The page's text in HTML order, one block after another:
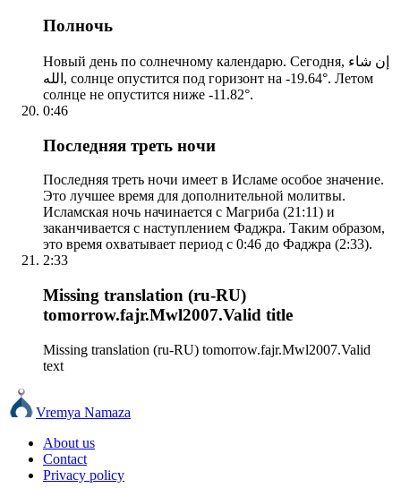
Полночь
Новый день по солнечному календарю. Сегодня, إن شاء
الله, солнце опустится под горизонт на -19.64°. Летом
солнце не опустится ниже -11.82°.
0:46
Последняя треть ночи
Последняя треть ночи имеет в Исламе особое значение.
Это лучшее время для дополнительной молитвы.
Исламская ночь начинается с Магриба (21:11) и
заканчивается с наступлением Фаджра. Таким образом,
это время охватывает период с 0:46 до Фаджра (2:33).
2:33
Missing translation (ru-RU)
tomorrow.fajr.Mwl2007.Valid title
Missing translation (ru-RU) tomorrow.fajr.Mwl2007.Valid
text
Vremya Namaza
About us
Contact
Privacy policy